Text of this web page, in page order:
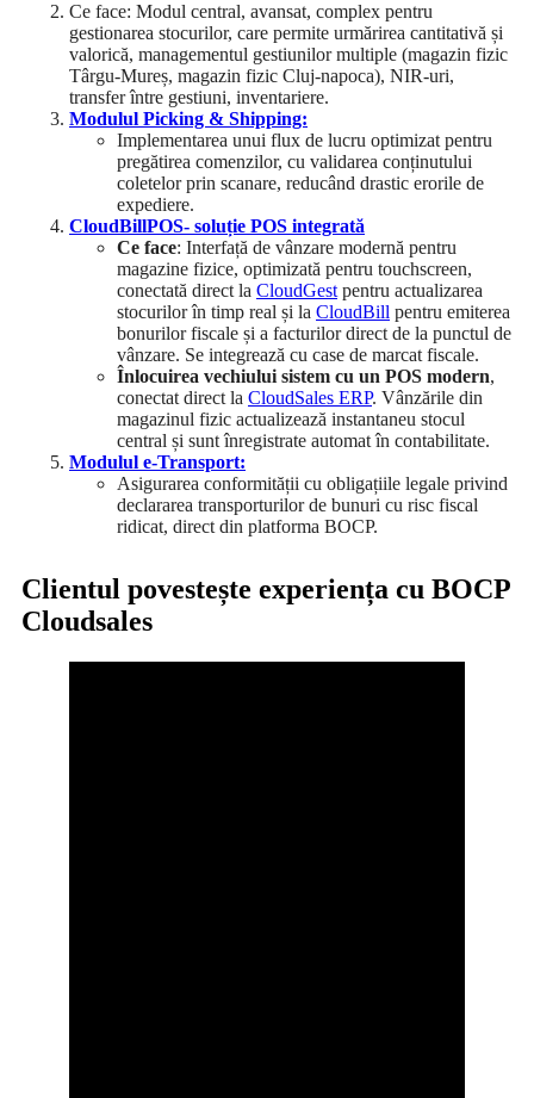
Ce face: Modul central, avansat, complex pentru
gestionarea stocurilor, care permite urmărirea cantitativă și
valorică, managementul gestiunilor multiple (magazin fizic
Târgu-Mureș, magazin fizic Cluj-napoca), NIR-uri,
transfer între gestiuni, inventariere.
Modulul Picking & Shipping:
Implementarea unui flux de lucru optimizat pentru
pregătirea comenzilor, cu validarea conținutului
coletelor prin scanare, reducând drastic erorile de
expediere.
CloudBillPOS- soluție POS integrată
Ce face: Interfață de vânzare modernă pentru
magazine fizice, optimizată pentru touchscreen,
conectată direct la CloudGest pentru actualizarea
stocurilor în timp real și la CloudBill pentru emiterea
bonurilor fiscale și a facturilor direct de la punctul de
vânzare. Se integrează cu case de marcat fiscale.
Înlocuirea vechiului sistem cu un POS modern,
conectat direct la CloudSales ERP. Vânzările din
magazinul fizic actualizează instantaneu stocul
central și sunt înregistrate automat în contabilitate.
Modulul e-Transport:
Asigurarea conformității cu obligațiile legale privind
declararea transporturilor de bunuri cu risc fiscal
ridicat, direct din platforma BOCP.
Clientul povestește experiența cu BOCP
Cloudsales